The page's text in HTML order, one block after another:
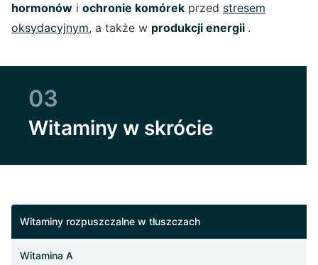
hormonów i ochronie komórek przed stresem
oksydacyjnym, a także w produkcji energii .
03
Witaminy w skrócie
Witaminy rozpuszczalne w tłuszczach
Witamina A